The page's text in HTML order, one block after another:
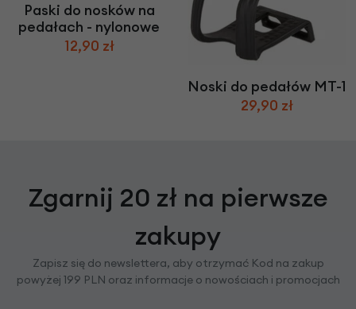
Paski do nosków na
pedałach - nylonowe
12,90 zł
Noski do pedałów MT-1
29,90 zł
Zgarnij 20 zł na pierwsze
zakupy
Zapisz się do newslettera, aby otrzymać Kod na zakup
powyżej 199 PLN oraz informacje o nowościach i promocjach